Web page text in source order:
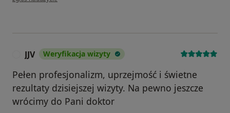
JJV Weryfikacja wizyty
Pełen profesjonalizm, uprzejmość i świetne
rezultaty dzisiejszej wizyty. Na pewno jeszcze
wrócimy do Pani doktor